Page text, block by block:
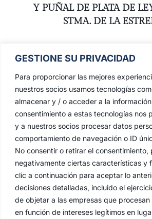
GESTIONE SU PRIVACIDAD
Para proporcionar las mejores
nuestros socios usamos tecnologías
almacenar y / o acceder a la
consentimiento a estas tecnologías nos
y a nuestros socios procesar datos
comportamiento de navegación o ID
No consentir o retirar el
negativamente ciertas características y
clic a continuación para aceptar lo
decisiones detalladas, incluido el
de objetar a las empresas que
en función de intereses legítimos en
Y PUÑAL DE PLATA DE
STMA. DE LA
BENDICIÓN SAYA Y
SOBREMANTO DE Mª
ESTRELLA